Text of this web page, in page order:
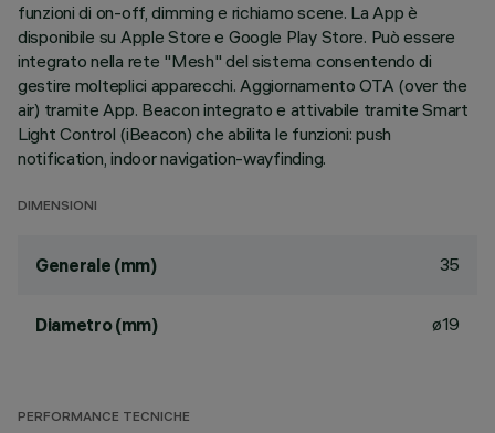
funzioni di on-off, dimming e richiamo scene. La App è
disponibile su Apple Store e Google Play Store. Può essere
integrato nella rete "Mesh" del sistema consentendo di
gestire molteplici apparecchi. Aggiornamento OTA (over the
air) tramite App. Beacon integrato e attivabile tramite Smart
Light Control (iBeacon) che abilita le funzioni: push
notification, indoor navigation-wayfinding.
DIMENSIONI
Generale (mm) 35
Diametro (mm) ø19
PERFORMANCE TECNICHE